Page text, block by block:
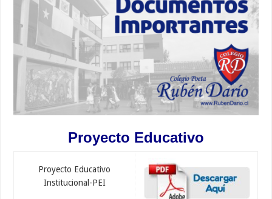
Proyecto Educativo
Proyecto Educativo
Institucional-PEI